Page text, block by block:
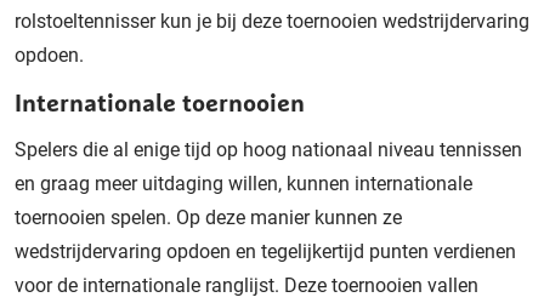
rolstoeltennisser kun je bij deze toernooien wedstrijdervaring
opdoen.
Internationale toernooien
Spelers die al enige tijd op hoog nationaal niveau tennissen
en graag meer uitdaging willen, kunnen internationale
toernooien spelen. Op deze manierkunnen ze
wedstrijdervaring opdoen en tegelijkertijd punten verdienen
voor de internationale ranglijst. Deze toernooien vallen